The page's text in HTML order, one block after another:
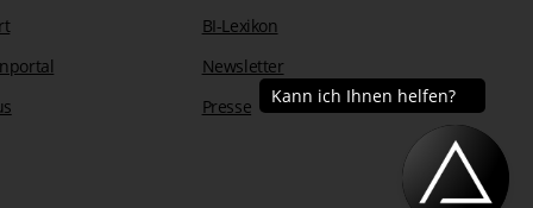
BI-Lexikon
Newsletter
Presse